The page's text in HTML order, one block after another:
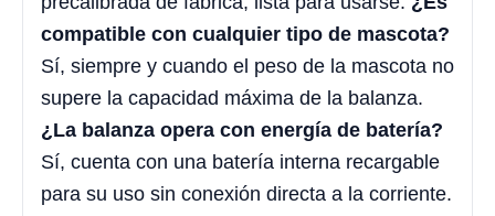
compatible con cualquier tipo de mascota?
Sí, siempre y cuando el peso de la mascota no
supere la capacidad máxima de la balanza.
¿La balanza opera con energía de batería?
Sí, cuenta con una batería interna recargable
para su uso sin conexión directa a la corriente.